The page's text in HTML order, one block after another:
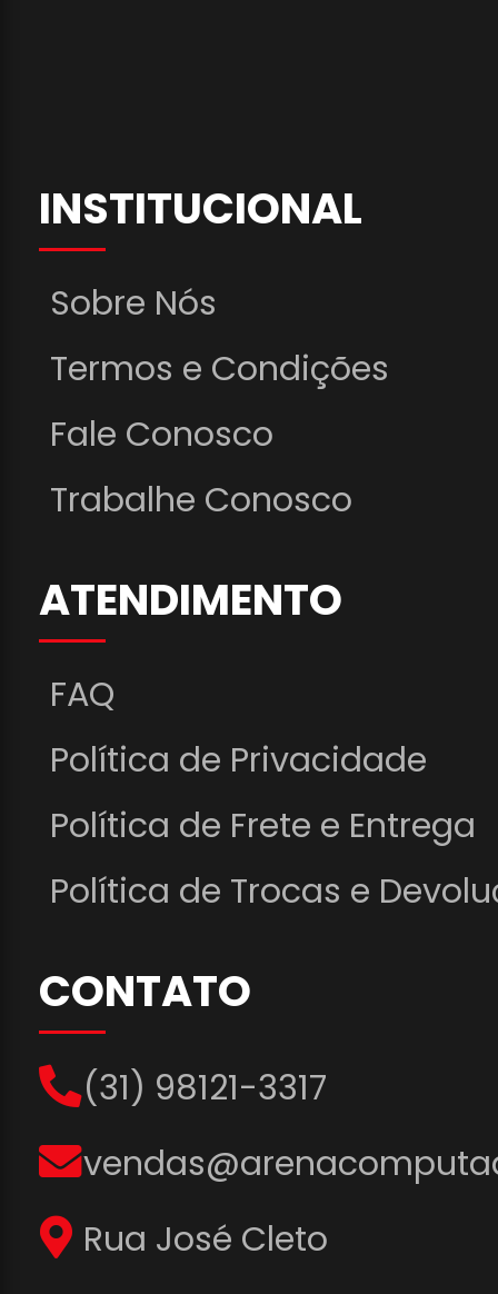
INSTITUCIONAL
Sobre Nós
Termos e Condições
Fale Conosco
Trabalhe Conosco
ATENDIMENTO
FAQ
Política de Privacidade
Política de Frete e Entrega
Política de Trocas e
CONTATO
(31) 98121-3317
Rua José Cleto